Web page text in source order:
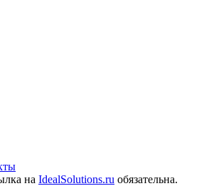
на IdealSolutions.ru обязательна.